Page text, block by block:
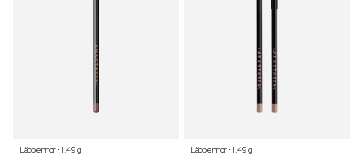
Läppennor ⋅ 1.49 g
Läppennor ⋅ 1.49 g